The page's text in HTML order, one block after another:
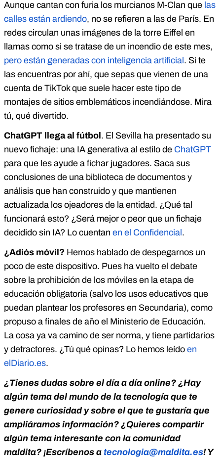
Aunque cantan con furia los murcianos M-Clan que las
calles están ardiendo, no se refieren a las de París. En
redes circulan unas imágenes de la torre Eiffel en
llamas como si se tratase de un incendio de este mes,
pero están generadas con inteligencia artificial . Si te
las encuentras por ahí, que sepas que vienen de una
cuenta de TikTok que suele hacer este tipo de
montajes de sitios emblemáticos incendiándose. Mira
tú, qué divertido.
ChatGPT llega al fútbol . El Sevilla ha presentado su
nuevo fichaje: una IA generativa al estilo de ChatGPT
para que les ayude a fichar jugadores. Saca sus
conclusiones de una biblioteca de documentos y
análisis que han construido y que mantienen
actualizada los ojeadores de la entidad. ¿Qué tal
funcionará esto? ¿Será mejor o peor que un fichaje
decidido sin IA? Lo cuentan en el Confidencial .
¿Adiós móvil? Hemos hablado de despegarnos un
poco de este dispositivo. Pues ha vuelto el debate
sobre la prohibición de los móviles en la etapa de
educación obligatoria (salvo los usos educativos que
puedan plantear los profesores en Secundaria), como
propuso a finales de año el Ministerio de Educación.
La cosa ya va camino de ser norma, y tiene partidarios
y detractores. ¿Tú qué opinas? Lo hemos leído en
elDiario.es.
¿Tienes dudas sobre el día a día online? ¿Hay
algún tema del mundo de la tecnología que te
genere curiosidad y sobre el que te gustaría que
ampliáramos información? ¿Quieres compartir
algún tema interesante con la comunidad
maldita? ¡Escríbenos a tecnologia@maldita.es! Y